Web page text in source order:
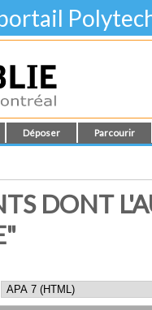
Déposer Parcourir
DONT